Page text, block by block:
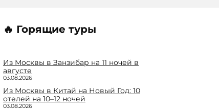
🔥 Горящие туры
Из Москвы в Занзибар на 11 ночей в
августе
03.08.2026
Из Москвы в Китай на Новый Год: 10
отелей на 10–12 ночей
03.08.2026